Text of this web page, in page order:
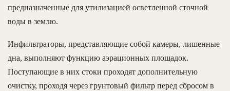
предназначенные для утилизацией осветленной сточной
воды в землю.
Инфильтраторы, представляющие собой камеры, лишенные
дна, выполняют функцию аэрационных площадок.
Поступающие в них стоки проходят дополнительную
очистку, проходя через грунтовый фильтр перед сбросом в